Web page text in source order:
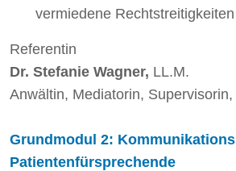
vermiedene Rechtstreitigkeiten
Referentin
Dr. Stefanie Wagner, LL.M.
Anwältin, Mediatorin,
Grundmodul 2:
Patientenfürsprechende